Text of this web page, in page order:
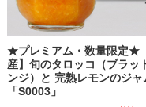
広島県、瀬戸内尾道産の「
りまるごと贅沢に使用した
始までどうぞ楽しみにお待
▶▶▶【尾道産】レモンジ
2026.1.15
★プレミアム・数量限定★
産】旬のタロッコ（ブラッ
ンジ）と 完熟レモンのジャ
「S0003」